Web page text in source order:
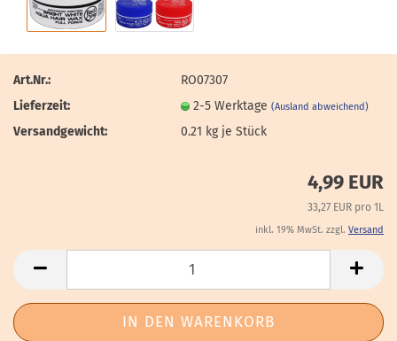
Art.Nr.:
RO07307
Lieferzeit:
2-5 Werktage(Ausland abweichend)
Versandgewicht: 0.21 kg je Stück
4,99 EUR
33,27 EUR pro 1L
inkl. 19% MwSt. zzgl. Versand